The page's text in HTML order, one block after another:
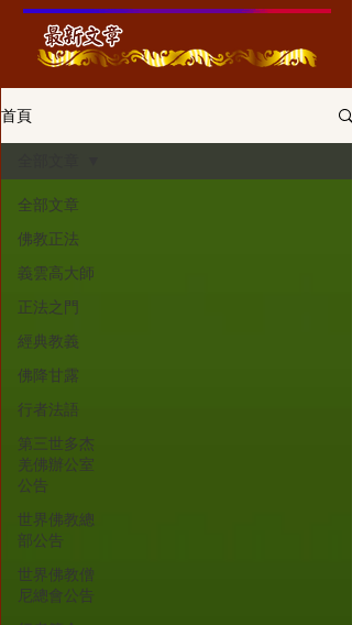
首頁
全部文章
佛教正法
義雲高大師
正法之門
經典教義
佛降甘露
行者法語
第三世多杰
羌佛辦公室
公告
世界佛教總
部公告
世界佛教僧
尼總會公告